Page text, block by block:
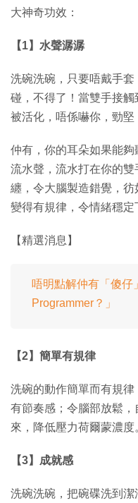
大神奇功效：
【1】水聲潺潺
洗碗洗碗，只要唔戴手
碰，不得了！當雙手接
被活化，唔係嚇你，勁堅
仲有，你的耳朵如果能
流水聲，流水打在你的
纏，令大腦製造錯覺，
變得有規律，令情緒穩定
【精選消息】
唔明點解仲有「傻仔
Programmer？」
【2】簡單有規律
洗碗的動作簡單而有規
有節奏感；令腦部放鬆
來，降低壓力荷爾蒙濃度
【3】成就感
洗碗洗碗，把碗碟洗到潔